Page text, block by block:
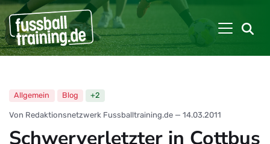
Allgemein Blog +2
Von Redaktionsnetzwerk Fussballtraining.de — 14.03.2011
Schwerverletzter in Cottbus